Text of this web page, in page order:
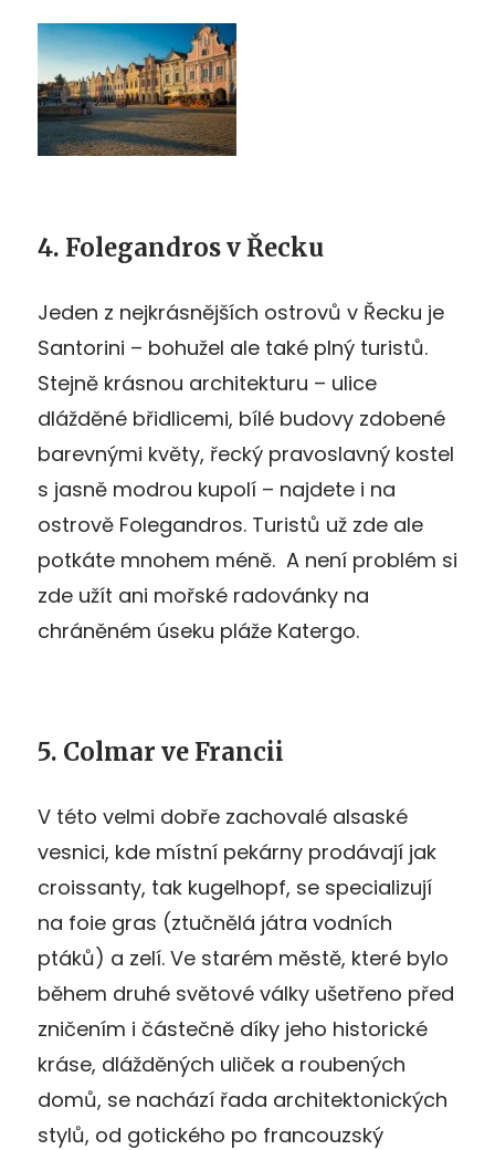
4. Folegandros v Řecku
Jeden z nejkrásnějších ostrovů v Řecku je
Santorini – bohužel ale také plný turistů.
Stejně krásnou architekturu – ulice
dlážděné břidlicemi, bílé budovy zdobené
barevnými květy, řecký pravoslavný kostel
s jasně modrou kupolí – najdete i na
ostrově Folegandros. Turistů už zde ale
potkáte mnohem méně. A není problém si
zde užít ani mořské radovánky na
chráněném úseku pláže Katergo.
5. Colmar ve Francii
V této velmi dobře zachovalé alsaské
vesnici, kde místní pekárny prodávají jak
croissanty, tak kugelhopf, se specializují
na foie gras (ztučnělá játra vodních
ptáků) a zelí. Ve starém městě, které bylo
během druhé světové války ušetřeno před
zničením i částečně díky jeho historické
kráse, dlážděných uliček a roubených
domů, se nachází řada architektonických
stylů, od gotického po francouzský